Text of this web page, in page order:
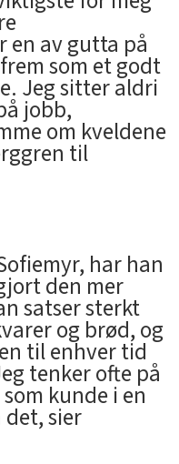
en av gutta på
som et godt
Jeg sitter aldri
jobb,
om kveldene
til
har han
den mer
satser sterkt
og brød, og
til enhver tid
tenker ofte på
kunde i en
sier